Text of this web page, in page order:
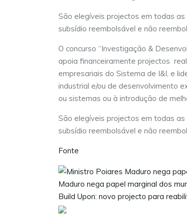
São elegíveis projectos em todas
subsídio reembolsável e não
O concurso “Investigação &
apoia financeiramente projectos
empresariais do Sistema de I&I, e
industrial e/ou de desenvolvimento
ou sistemas ou à introdução de
São elegíveis projectos em todas
subsídio reembolsável e não
Fonte
Maduro nega papel marginal dos
Build Upon: novo projecto para